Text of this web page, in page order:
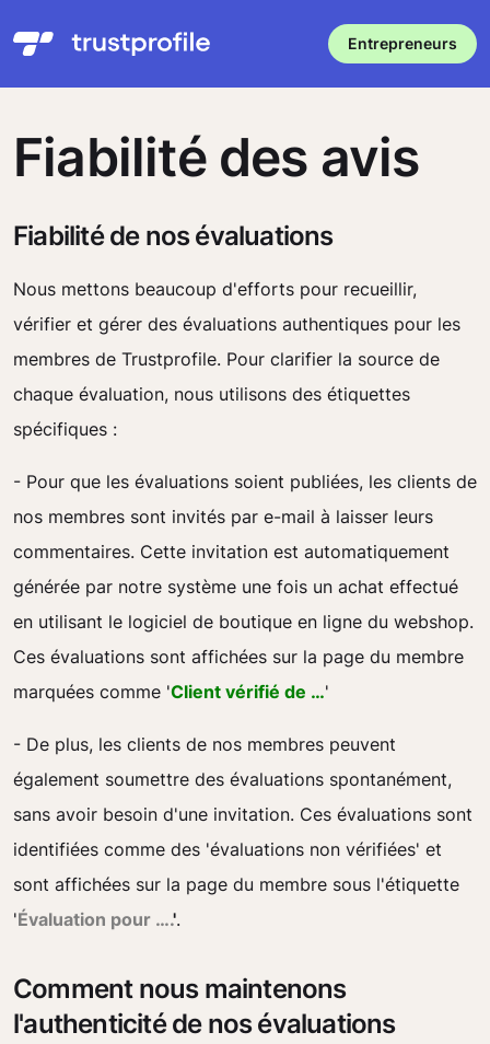
Entrepreneurs
Fiabilité des avis
Fiabilité de nos évaluations
Nous mettons beaucoup d'efforts pour recueillir,
vérifier et gérer des évaluations authentiques pour les
membres de Trustprofile. Pour clarifier la source de
chaque évaluation, nous utilisons des étiquettes
spécifiques :
- Pour que les évaluations soient publiées, les clients de
nos membres sont invités par e-mail à laisser leurs
commentaires. Cette invitation est automatiquement
générée par notre système une fois un achat effectué
en utilisant le logiciel de boutique en ligne du webshop.
Ces évaluations sont affichées sur la page du membre
marquées comme 'Client vérifié de …'
- De plus, les clients de nos membres peuvent
également soumettre des évaluations spontanément,
sans avoir besoin d'une invitation. Ces évaluations sont
identifiées comme des 'évaluations non vérifiées' et
sont affichées sur la page du membre sous l'étiquette
'Évaluation pour ….'.
Comment nous maintenons
l'authenticité de nos évaluations